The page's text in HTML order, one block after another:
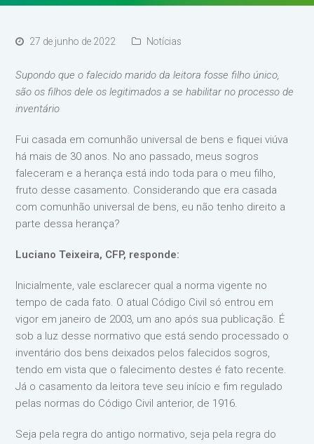
27 de junho de 2022 Notícias
Supondo que o falecido marido da leitora fosse filho único,
são os filhos dele os legitimados a se habilitar no processo de
inventário
Fui casada em comunhão universal de bens e fiquei viúva
há mais de 30 anos. No ano passado, meus sogros
faleceram e a herança está indo toda para o meu filho,
fruto desse casamento. Considerando que era casada
com comunhão universal de bens, eu não tenho direito a
parte dessa herança?
Luciano Teixeira, CFP, responde:
Inicialmente, vale esclarecer qual a norma vigente no
tempo de cada fato. O atual Código Civil só entrou em
vigor em janeiro de 2003, um ano após sua publicação. É
sob a luz desse normativo que está sendo processado o
inventário dos bens deixados pelos falecidos sogros,
tendo em vista que o falecimento destes é fato recente.
Já o casamento da leitora teve seu início e fim regulado
pelas normas do Código Civil anterior, de 1916.
Seja pela regra do antigo normativo, seja pela regra do